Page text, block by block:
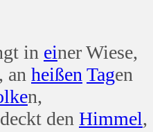
in einer Wiese,
an heißen Tagen
n,
den Himmel,